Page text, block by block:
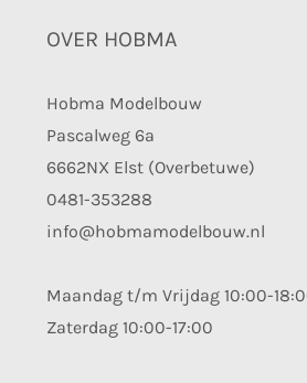
OVER HOBMA
Hobma Modelbouw
Pascalweg 6a
6662NX Elst (Overbetuwe)
0481-353288
info@hobmamodelbouw.nl
Maandag t/m Vrijdag 10:00-
Zaterdag 10:00-17:00